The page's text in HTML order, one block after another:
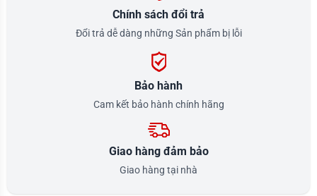
Chính sách đổi trả
Đổi trả dễ dàng những Sản phẩm bị lỗi
Bảo hành
Cam kết bảo hành chính hãng
Giao hàng đảm bảo
Giao hàng tại nhà